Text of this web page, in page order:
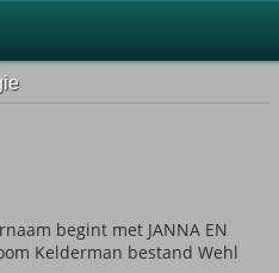
begint met JANNA EN
Kelderman bestand Wehl